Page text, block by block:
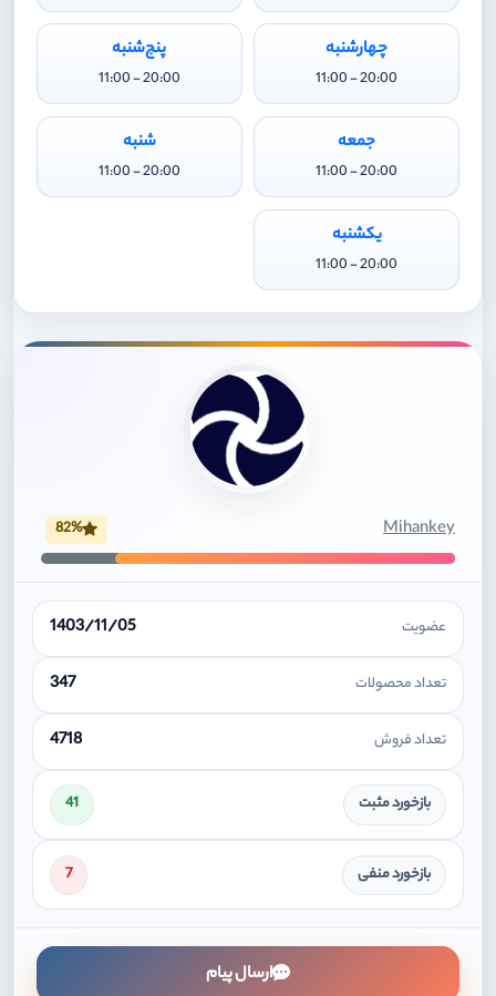
چهارشنبه
20:00 - 11:00
پنج‌شنبه
20:00 - 11:00
جمعه
20:00 - 11:00
شنبه
20:00 - 11:00
یکشنبه
20:00 - 11:00
Mihankey
82%
عضویت 1403/11/05
تعداد محصولات 347
تعداد فروش 4718
بازخورد مثبت 41
بازخورد منفی 7
ارسال پیام